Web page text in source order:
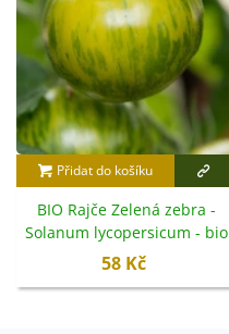
Přidat do košíku
BIO Rajče Zelená zebra -
Solanum lycopersicum - bio
semena - 6 ks
58 Kč